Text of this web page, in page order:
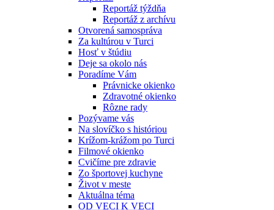
Reportáž týždňa
Reportáž z archívu
Otvorená samospráva
Za kultúrou v Turci
Hosť v štúdiu
Deje sa okolo nás
Poradíme Vám
Právnicke okienko
Zdravotné okienko
Rôzne rady
Pozývame vás
Na slovíčko s históriou
Krížom-krážom po Turci
Filmové okienko
Cvičíme pre zdravie
Zo športovej kuchyne
Život v meste
Aktuálna téma
OD VECI K VECI